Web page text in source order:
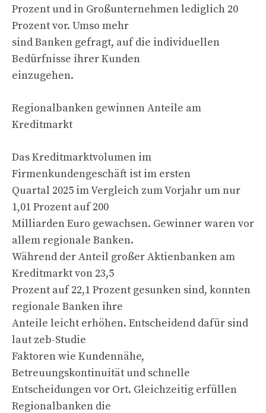
Prozent und in Großunternehmen lediglich 20
Prozent vor. Umso mehr
sind Banken gefragt, auf die individuellen
Bedürfnisse ihrer Kunden
einzugehen.
Regionalbanken gewinnen Anteile am
Kreditmarkt
Das Kreditmarktvolumen im
Firmenkundengeschäft ist im ersten
Quartal 2025 im Vergleich zum Vorjahr um nur
1,01 Prozent auf 200
Milliarden Euro gewachsen. Gewinner waren vor
allem regionale Banken.
Während der Anteil großer Aktienbanken am
Kreditmarkt von 23,5
Prozent auf 22,1 Prozent gesunken sind, konnten
regionale Banken ihre
Anteile leicht erhöhen. Entscheidend dafür sind
laut zeb-Studie
Faktoren wie Kundennähe,
Betreuungskontinuität und schnelle
Entscheidungen vor Ort. Gleichzeitig erfüllen
Regionalbanken die